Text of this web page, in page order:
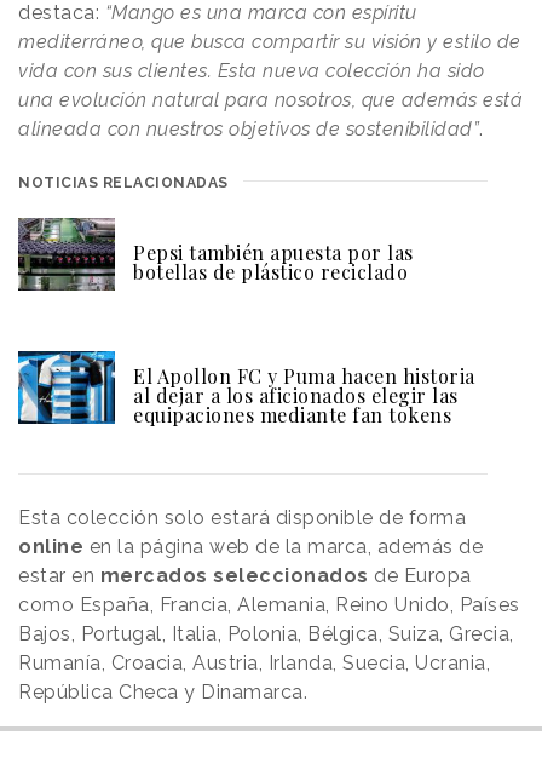
destaca: “Mango es una marca con espíritu
mediterráneo, que busca compartir su visión y estilo de
vida con sus clientes. Esta nueva colección ha sido
una evolución natural para nosotros, que además está
alineada con nuestros objetivos de sostenibilidad”.
NOTICIAS RELACIONADAS
Pepsi también apuesta por las
botellas de plástico reciclado
El Apollon FC y Puma hacen historia
al dejar a los aficionados elegir las
equipaciones mediante fan tokens
Esta colección solo estará disponible de forma
online en la página web de la marca, además de
estar en mercados seleccionados de Europa
como España, Francia, Alemania, Reino Unido, Países
Bajos, Portugal, Italia, Polonia, Bélgica, Suiza, Grecia,
Rumanía, Croacia, Austria, Irlanda, Suecia, Ucrania,
República Checa y Dinamarca.